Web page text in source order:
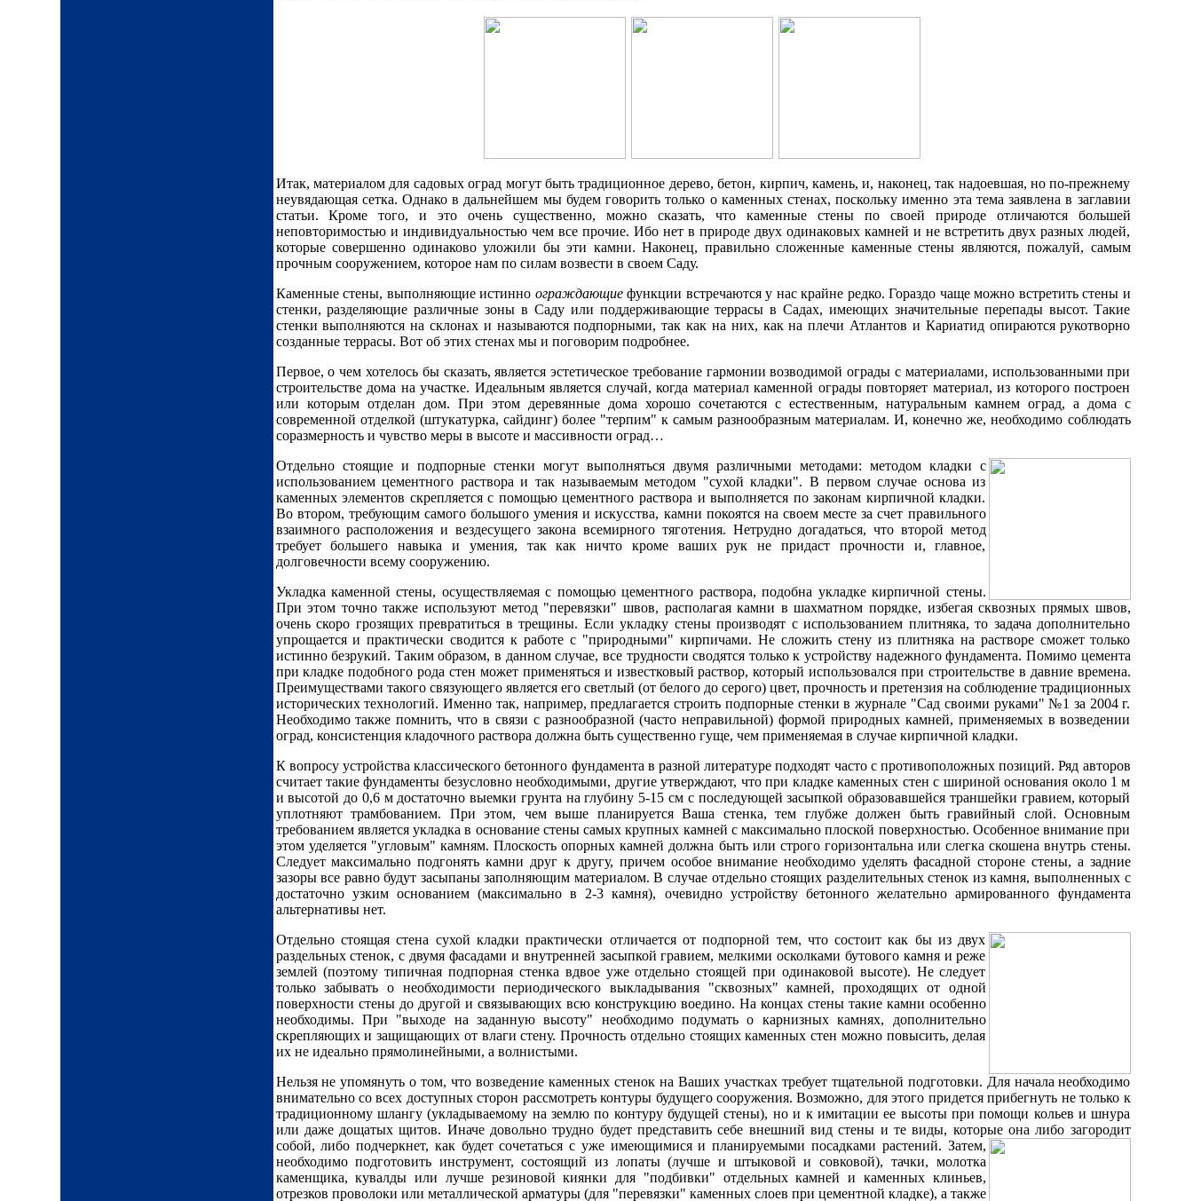
Итак, материалом для садовых оград могут быть традиционное дерево, бетон, кирпич, камень, и, наконец, так надоевшая, но по-прежнему
неувядающая сетка. Однако в дальнейшем мы будем говорить только о каменных стенах, поскольку именно эта тема заявлена в заглавии
статьи. Кроме того, и это очень существенно, можно сказать, что каменные стены по своей природе отличаются большей
неповторимостью и индивидуальностью чем все прочие. Ибо нет в природе двух одинаковых камней и не встретить двух разных людей,
которые совершенно одинаково уложили бы эти камни. Наконец, правильно сложенные каменные стены являются, пожалуй, самым
прочным сооружением, которое нам по силам возвести в своем Саду.
Каменные стены, выполняющие истинно ограждающиефункции встречаются у нас крайне редко. Гораздо чаще можно встретить стены и
стенки, разделяющие различные зоны в Саду или поддерживающие террасы в Садах, имеющих значительные перепады высот. Такие
стенки выполняются на склонах и называются подпорными, так как на них, как на плечи Атлантов и Кариатид опираются рукотворно
созданные террасы. Вот об этих стенах мы и поговорим подробнее.
Первое, о чем хотелось бы сказать, является эстетическое требование гармонии возводимой ограды с материалами, использованными при
строительстве дома на участке. Идеальным является случай, когда материал каменной ограды повторяет материал, из которого построен
или которым отделан дом. При этом деревянные дома хорошо сочетаются с естественным, натуральным камнем оград, а дома с
современной отделкой (штукатурка, сайдинг) более "терпим" к самым разнообразным материалам. И, конечно же, необходимо соблюдать
соразмерность и чувство меры в высоте и массивности оград…
Отдельно стоящие и подпорные стенки могут выполняться двумя различными методами: методом кладки с
использованием цементного раствора и так называемым методом "сухой кладки". В первом случае основа из
каменных элементов скрепляется с помощью цементного раствора и выполняется по законам кирпичной кладки.
Во втором, требующим самого большого умения и искусства, камни покоятся на своем месте за счет правильного
взаимного расположения и вездесущего закона всемирного тяготения. Нетрудно догадаться, что второй метод
требует большего навыка и умения, так как ничто кроме ваших рук не придаст прочности и, главное,
долговечности всему сооружению.
Укладка каменной стены, осуществляемая с помощью цементного раствора, подобна укладке кирпичной стены.
При этом точно также используют метод "перевязки" швов, располагая камни в шахматном порядке, избегая сквозных прямых швов,
очень скоро грозящих превратиться в трещины. Если укладку стены производят с использованием плитняка, то задача дополнительно
упрощается и практически сводится к работе с "природными" кирпичами. Не сложить стену из плитняка на растворе сможет только
истинно безрукий. Таким образом, в данном случае, все трудности сводятся только к устройству надежного фундамента. Помимо цемента
при кладке подобного рода стен может применяться и известковый раствор, который использовался при строительстве в давние времена.
Преимуществами такого связующего является его светлый (от белого до серого) цвет, прочность и претензия на соблюдение традиционных
исторических технологий. Именно так, например, предлагается строить подпорные стенки в журнале "Сад своими руками" №1 за 2004 г.
Необходимо также помнить, что в связи с разнообразной (часто неправильной) формой природных камней, применяемых в возведении
оград, консистенция кладочного раствора должна быть существенно гуще, чем применяемая в случае кирпичной кладки.
К вопросу устройства классического бетонного фундамента в разной литературе подходят часто с противоположных позиций. Ряд авторов
считает такие фундаменты безусловно необходимыми, другие утверждают, что при кладке каменных стен с шириной основания около 1 м
и высотой до 0,6 м достаточно выемки грунта на глубину 5-15 см с последующей засыпкой образовавшейся траншейки гравием, который
уплотняют трамбованием. При этом, чем выше планируется Ваша стенка, тем глубже должен быть гравийный слой. Основным
требованием является укладка в основание стены самых крупных камней с максимально плоской поверхностью. Особенное внимание при
этом уделяется "угловым" камням. Плоскость опорных камней должна быть или строго горизонтальна или слегка скошена внутрь стены.
Следует максимально подгонять камни друг к другу, причем особое внимание необходимо уделять фасадной стороне стены, а задние
зазоры все равно будут засыпаны заполняющим материалом. В случае отдельно стоящих разделительных стенок из камня, выполненных с
достаточно узким основанием (максимально в 2-3 камня), очевидно устройству бетонного желательно армированного фундамента
альтернативы нет.
Отдельно стоящая стена сухой кладки практически отличается от подпорной тем, что состоит как бы из двух
раздельных стенок, с двумя фасадами и внутренней засыпкой гравием, мелкими осколками бутового камня и реже
землей (поэтому типичная подпорная стенка вдвое уже отдельно стоящей при одинаковой высоте). Не следует
только забывать о необходимости периодического выкладывания "сквозных" камней, проходящих от одной
поверхности стены до другой и связывающих всю конструкцию воедино. На концах стены такие камни особенно
необходимы. При "выходе на заданную высоту" необходимо подумать о карнизных камнях, дополнительно
скрепляющих и защищающих от влаги стену. Прочность отдельно стоящих каменных стен можно повысить, делая
их не идеально прямолинейными, а волнистыми.
Нельзя не упомянуть о том, что возведение каменных стенок на Ваших участках требует тщательной подготовки. Для начала необходимо
внимательно со всех доступных сторон рассмотреть контуры будущего сооружения. Возможно, для этого придется прибегнуть не только к
традиционному шлангу (укладываемому на землю по контуру будущей стены), но и к имитации ее высоты при помощи кольев и шнура
или даже дощатых щитов. Иначе довольно трудно будет представить себе внешний вид стены и те виды, которые она либо загородит
собой, либо подчеркнет, как будет сочетаться с уже имеющимися и планируемыми посадками растений. Затем,
необходимо подготовить инструмент, состоящий из лопаты (лучше и штыковой и совковой), тачки, молотка
каменщика, кувалды или лучше резиновой киянки для "подбивки" отдельных камней и каменных клиньев,
отрезков проволоки или металлической арматуры (для "перевязки" каменных слоев при цементной кладке), а также